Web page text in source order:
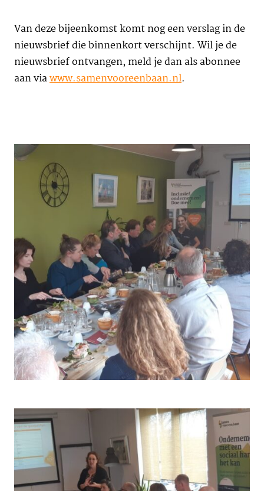
Van deze bijeenkomst komt nog een verslag in de
nieuwsbrief die binnenkort verschijnt. Wil je de
nieuwsbrief ontvangen, meld je dan als abonnee
aan viawww.samenvooreenbaan.nl.